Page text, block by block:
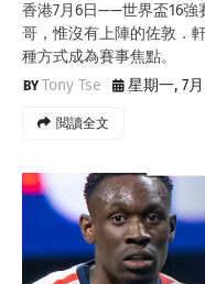
香港7月6日——世界盃16強
哥，惟沒有上陣的佐敦．
種方式成為賽事焦點。
Tony Tse
星期一, 7
閲讀全文